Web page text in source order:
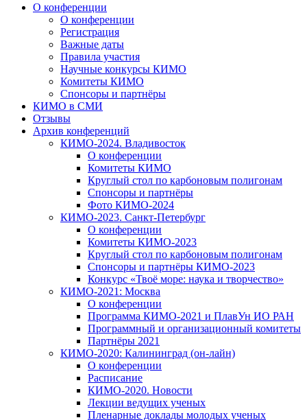
О конференции
О конференции
Регистрация
Важные даты
Правила участия
Научные конкурсы КИМО
Комитеты КИМО
Спонсоры и партнёры
КИМО в СМИ
Отзывы
Архив конференций
КИМО-2024. Владивосток
О конференции
Комитеты КИМО
Круглый стол по карбоновым полигонам
Спонсоры и партнёры
Фото КИМО-2024
КИМО-2023. Санкт-Петербург
О конференции
Комитеты КИМО-2023
Круглый стол по карбоновым полигонам
Спонсоры и партнёры КИМО-2023
Конкурс «Твоё море: наука и творчество»
КИМО-2021: Москва
О конференции
Программа КИМО-2021 и ПлавУн ИО РАН
Программный и организационный комитеты
Партнёры 2021
КИМО-2020: Калининград (он-лайн)
О конференции
Расписание
КИМО-2020. Новости
Лекции ведущих ученых
Пленарные доклады молодых ученых